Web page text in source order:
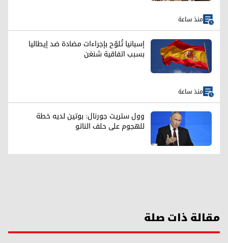
منذ ساعة
إسبانيا تُلوّح بإجراءات مضادة ضد إيطاليا
بسبب اتفاقية شنغن
منذ ساعة
وول ستريت جورنال: بوتين لديه خطة
للهجوم على حلف الناتو
مقالة ذات صلة